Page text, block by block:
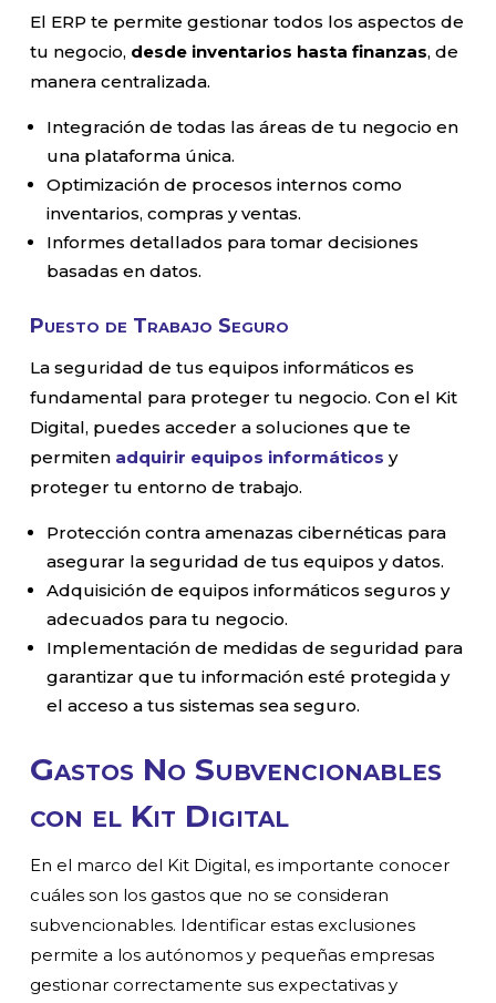
El ERP te permite gestionar todos los aspectos de
tu negocio, desde inventarios hasta finanzas, de
manera centralizada.
Integración de todas las áreas de tu negocio en
una plataforma única.
Optimización de procesos internos como
inventarios, compras y ventas.
Informes detallados para tomar decisiones
basadas en datos.
Puesto de Trabajo Seguro
La seguridad de tus equipos informáticos es
fundamental para proteger tu negocio. Con el Kit
Digital, puedes acceder a soluciones que te
permiten adquirir equipos informáticos y
proteger tu entorno de trabajo.
Protección contra amenazas cibernéticas para
asegurar la seguridad de tus equipos y datos.
Adquisición de equipos informáticos seguros y
adecuados para tu negocio.
Implementación de medidas de seguridad para
garantizar que tu información esté protegida y
el acceso a tus sistemas sea seguro.
Gastos No Subvencionables
con el Kit Digital
En el marco del Kit Digital, es importante conocer
cuáles son los gastos que no se consideran
subvencionables. Identificar estas exclusiones
permite a los autónomos y pequeñas empresas
gestionar correctamente sus expectativas y